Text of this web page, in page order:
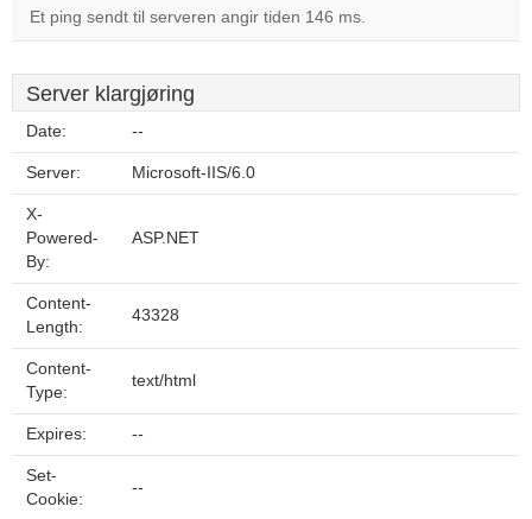
Et ping sendt til serveren angir tiden 146 ms.
Server klargjøring
Date: --
Server: Microsoft-IIS/6.0
X-
Powered-
By:
ASP.NET
Content-
Length:
43328
Content-
Type:
text/html
Expires: --
Set-
Cookie:
--